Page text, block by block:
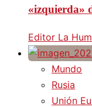
«izquierda»
Editor La
Mundo
Rusia
Unión